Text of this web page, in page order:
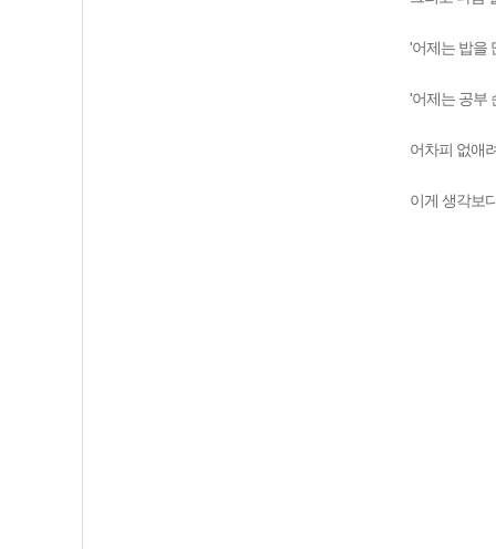
'어제는 밥을
'어제는 공부
어차피 없애
이게 생각보